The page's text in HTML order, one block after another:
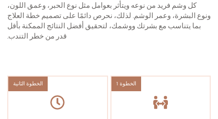
كل وشم فريد من نوعه ويتأثر بعوامل مثل نوع الحبر، وعمق اللون،
ونوع البشرة، وعمر الوشم. لذلك، نحرص دائمًا على تصميم خطة العلاج
بما يتناسب مع بشرتك ووشمك، لتحقيق أفضل النتائج الممكنة بأقل
قدر من خطر التندب.
الخطوة 1 الخطوة الثانية